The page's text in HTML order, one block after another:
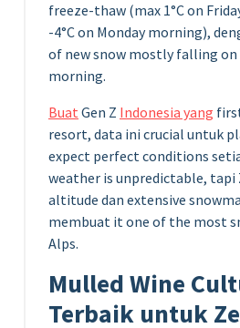
freeze-thaw (max 1°C on
-4°C on Monday morning),
of new snow mostly falling on
morning.
Buat Gen Z Indonesia yang
resort, data ini crucial untuk
expect perfect conditions
weather is unpredictable, tapi
altitude dan extensive
membuat it one of the most
Alps.
Mulled Wine
Terbaik untuk